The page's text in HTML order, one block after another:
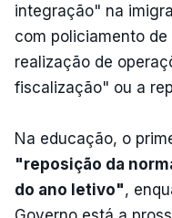
integração" na
com policiamento
realização de
fiscalização" ou a
Na educação, o
"reposição da
do ano letivo",